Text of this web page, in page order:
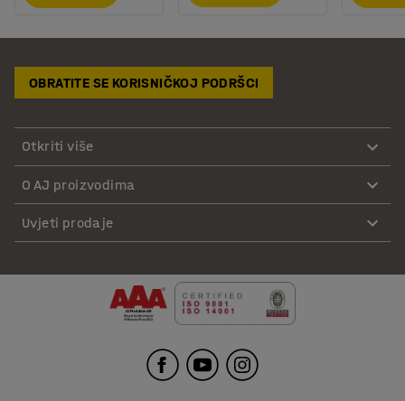
OBRATITE SE KORISNIČKOJ PODRŠCI
Otkriti više
O AJ proizvodima
Uvjeti prodaje